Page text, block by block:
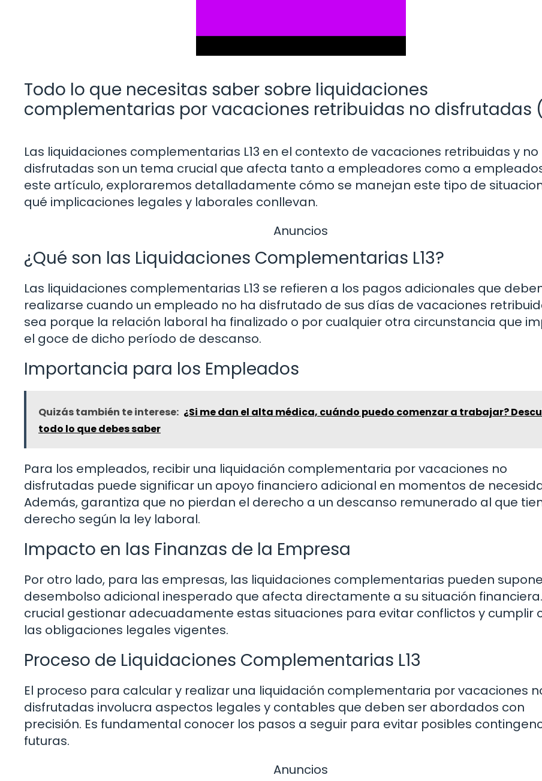
Todo lo que necesitas saber sobre liquidaciones
complementarias por vacaciones retribuidas no disfrutadas
Las liquidaciones complementarias L13 en el contexto de vacaciones retribuidas y no
disfrutadas son un tema crucial que afecta tanto a empleadores como a
este artículo, exploraremos detalladamente cómo se manejan este tipo de
qué implicaciones legales y laborales conllevan.
Anuncios
¿Qué son las Liquidaciones Complementarias L13?
Las liquidaciones complementarias L13 se refieren a los pagos adicionales que
realizarse cuando un empleado no ha disfrutado de sus días de vacaciones
sea porque la relación laboral ha finalizado o por cualquier otra circunstancia que
el goce de dicho período de descanso.
Importancia para los Empleados
Quizás también te interese: ¿Si me dan el alta médica, cuándo puedo comenzar a trabajar?
todo lo que debes saber
Para los empleados, recibir una liquidación complementaria por vacaciones no
disfrutadas puede significar un apoyo financiero adicional en momentos de
Además, garantiza que no pierdan el derecho a un descanso remunerado al que
derecho según la ley laboral.
Impacto en las Finanzas de la Empresa
Por otro lado, para las empresas, las liquidaciones complementarias pueden
desembolso adicional inesperado que afecta directamente a su situación financiera.
crucial gestionar adecuadamente estas situaciones para evitar conflictos y cumplir
las obligaciones legales vigentes.
Proceso de Liquidaciones Complementarias L13
El proceso para calcular y realizar una liquidación complementaria por vacaciones
disfrutadas involucra aspectos legales y contables que deben ser abordados con
precisión. Es fundamental conocer los pasos a seguir para evitar posibles
futuras.
Anuncios